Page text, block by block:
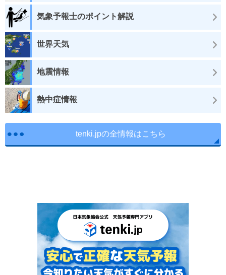
気象予報士のポイント解説
世界天気
地震情報
熱中症情報
tenki.jpの全情報はこちら